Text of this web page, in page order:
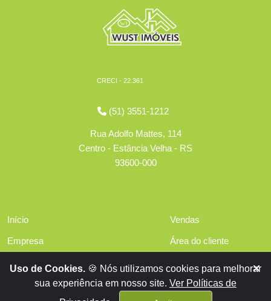
CRECI - 22.361
(51) 3551-1212
Rua Adolfo Mattes, 114
Centro - Estância Velha - RS
93600-000
Início
Empresa
Financiamentos
Vendas
Área do cliente
Contato
Uso de Cookies. 🍪 Nós utilizamos cookies para melhorar
sua experiência em nosso site. Ver Políticas de